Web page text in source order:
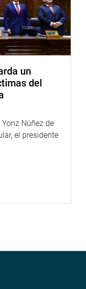
un
del
Núñez de
el presidente